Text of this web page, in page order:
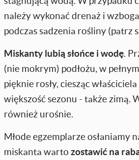
należy wykonać drenaż i
podczas sadzenia rośliny (patrz
Miskanty lubią słońce i wodę.
(nie mokrym) podłożu, w
pięknie rosły, ciesząc
większość sezonu - także zimą.
również urośnie.
Młode egzemplarze osłaniamy
miskanta warto zostawić na